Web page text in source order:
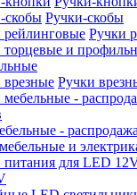
Ручки-скобы
Ручки
Ручки
-
и